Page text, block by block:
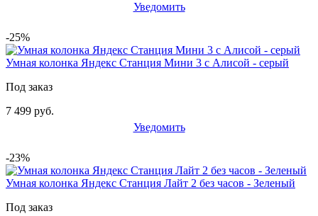
Уведомить
-25%
Умная колонка Яндекс Станция Мини 3 с Алисой - серый
Под заказ
7 499 руб.
Уведомить
-23%
Умная колонка Яндекс Станция Лайт 2 без часов - Зеленый
Под заказ